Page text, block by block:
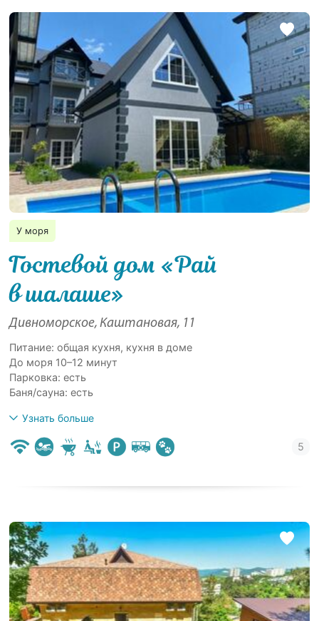
У моря
Гостевой дом «Рай
в шалаше»
Дивноморское, Каштановая, 11
Питание: общая кухня, кухня в доме
До моря 10–12 минут
Парковка: есть
Баня/сауна: есть
Узнать больше